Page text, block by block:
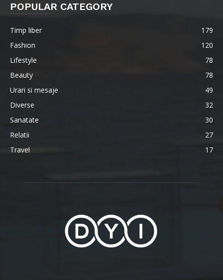
POPULAR CATEGORY
Timp liber
179
Fashion
120
Lifestyle
78
Beauty
78
Urari si mesaje
49
Diverse
32
Sanatate
30
Relatii
27
Travel
17